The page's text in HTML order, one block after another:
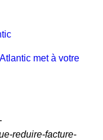
met à votre
reduire-facture-